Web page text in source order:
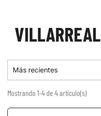
VILLARREAL
Más recientes
Mostrando 1-4 de 4 artículo(s)